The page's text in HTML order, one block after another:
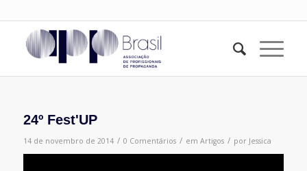
24º Fest'UP
14 de novembro de 2014 / 0 Comentários / em Artigos / por Jessica